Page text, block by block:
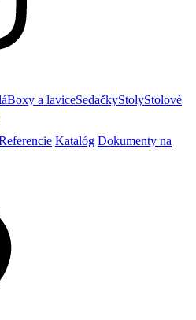
Boxy a laviceSedačkyStolyStolové
Katalóg Dokumenty na